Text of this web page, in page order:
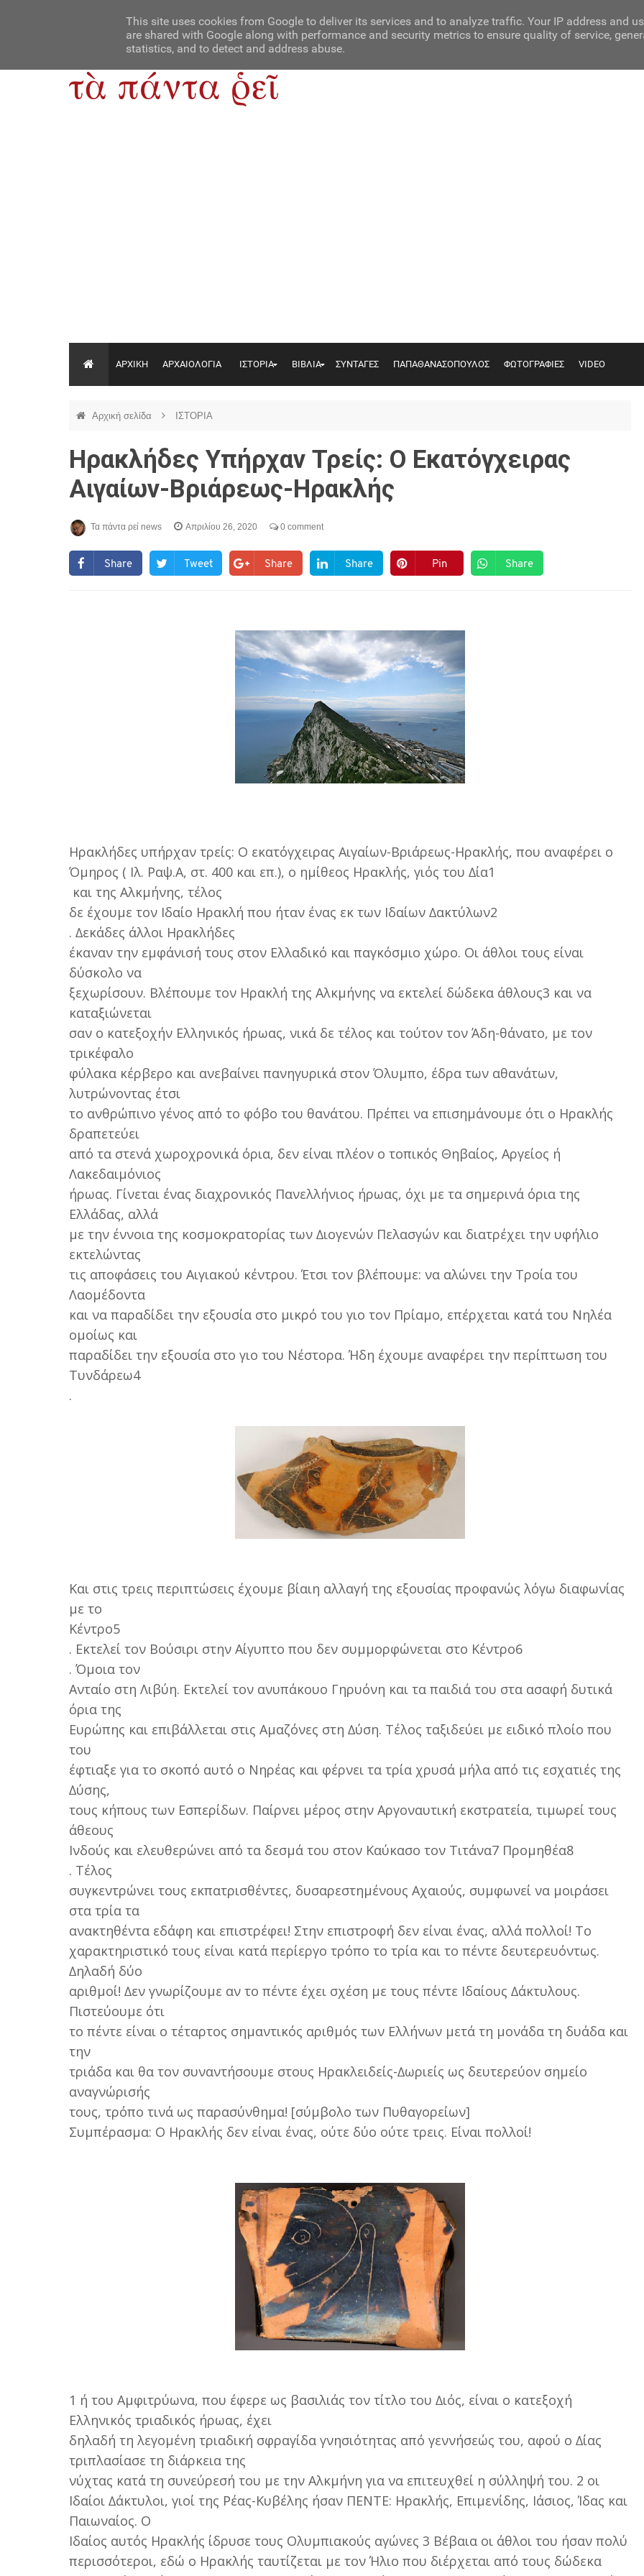
Contact Us About Us
ΑΡΧΙΚΗ ΑΡΧΑΙΟΛΟΓΙΑ ΙΣΤΟΡΙΑ ΒΙΒΛΙΑ ΣΥΝΤΑΓΕΣ ΠΑΠΑΘΑΝΑΣΟΠΟΥΛΟΣ ΦΩΤΟΓΡΑΦΙΕΣ VIDEO
Αρχική σελίδα ΙΣΤΟΡΙΑ
Ηρακλήδες Υπήρχαν Τρείς: Ο Εκατόγχειρας
Αιγαίων-Βριάρεως-Ηρακλής
Τα πάντα ρεί news Απριλίου 26, 2020 0 comment
Share Tweet Share Share Pin Share
Ηρακλήδες υπήρχαν τρείς: Ο εκατόγχειρας Αιγαίων-Βριάρεως-Ηρακλής, που αναφέρει ο
Όµηρος ( Ιλ. Ραψ.Α, στ. 400 και επ.), ο ηµίθεος Ηρακλής, γιός του ∆ία1
και της Αλκµήνης, τέλος
δε έχουµε τoν Ιδαίο Ηρακλή που ήταν ένας εκ των Ιδαίων ∆ακτύλων2
. ∆εκάδες άλλοι Ηρακλήδες
έκαναν την εµφάνισή τους στον Ελλαδικό και παγκόσµιο χώρο. Οι άθλοι τους είναι
δύσκολο να
ξεχωρίσουν. Βλέπουµε τον Ηρακλή της Αλκµήνης να εκτελεί δώδεκα άθλους3 και να
καταξιώνεται
σαν ο κατεξοχήν Ελληνικός ήρωας, νικά δε τέλος και τούτον τον Άδη-θάνατο, µε τον
τρικέφαλο
φύλακα κέρβερο και ανεβαίνει πανηγυρικά στον Όλυµπο, έδρα των αθανάτων,
λυτρώνοντας έτσι
το ανθρώπινο γένος από το φόβο του θανάτου. Πρέπει να επισηµάνουµε ότι ο Ηρακλής
δραπετεύει
από τα στενά χωροχρονικά όρια, δεν είναι πλέον ο τοπικός Θηβαίος, Αργείος ή
Λακεδαιµόνιος
ήρωας. Γίνεται ένας διαχρονικός Πανελλήνιος ήρωας, όχι µε τα σηµερινά όρια της
Ελλάδας, αλλά
µε την έννοια της κοσµοκρατορίας των ∆ιογενών Πελασγών και διατρέχει την υφήλιο
εκτελώντας
τις αποφάσεις του Αιγιακού κέντρου. Έτσι τον βλέπουµε: να αλώνει την Τροία του
Λαοµέδοντα
και να παραδίδει την εξουσία στο µικρό του γιο τον Πρίαµο, επέρχεται κατά του Νηλέα
οµοίως και
παραδίδει την εξουσία στο γιο του Νέστορα. Ήδη έχουµε αναφέρει την περίπτωση του
Τυνδάρεω4
.
Και στις τρεις περιπτώσεις έχουµε βίαιη αλλαγή της εξουσίας προφανώς λόγω διαφωνίας
µε το
Κέντρο5
. Εκτελεί τον Βούσιρι στην Αίγυπτο που δεν συµµορφώνεται στο Κέντρο6
. Όµοια τον
Ανταίο στη Λιβύη. Εκτελεί τον ανυπάκουο Γηρυόνη και τα παιδιά του στα ασαφή δυτικά
όρια της
Ευρώπης και επιβάλλεται στις Αµαζόνες στη ∆ύση. Τέλος ταξιδεύει µε ειδικό πλοίο που
του
έφτιαξε για το σκοπό αυτό ο Νηρέας και φέρνει τα τρία χρυσά µήλα από τις εσχατιές της
∆ύσης,
τους κήπους των Εσπερίδων. Παίρνει µέρος στην Αργοναυτική εκστρατεία, τιµωρεί τους
άθεους
Ινδούς και ελευθερώνει από τα δεσµά του στον Καύκασο τον Τιτάνα7 Προµηθέα8
. Τέλος
συγκεντρώνει τους εκπατρισθέντες, δυσαρεστηµένους Αχαιούς, συµφωνεί να µοιράσει
στα τρία τα
ανακτηθέντα εδάφη και επιστρέφει! Στην επιστροφή δεν είναι ένας, αλλά πολλοί! Το
χαρακτηριστικό τους είναι κατά περίεργο τρόπο το τρία και το πέντε δευτερευόντως.
∆ηλαδή δύο
αριθµοί! ∆εν γνωρίζουµε αν το πέντε έχει σχέση µε τους πέντε Ιδαίους ∆άκτυλους.
Πιστεύουµε ότι
το πέντε είναι ο τέταρτος σηµαντικός αριθµός των Ελλήνων µετά τη µονάδα τη δυάδα και
την
τριάδα και θα τον συναντήσουµε στους Ηρακλειδείς-∆ωριείς ως δευτερεύον σηµείο
αναγνώρισής
τους, τρόπο τινά ως παρασύνθηµα! [σύµβολο των Πυθαγορείων]
Συµπέρασµα: Ο Ηρακλής δεν είναι ένας, ούτε δύο ούτε τρεις. Είναι πολλοί!
1 ή του Αµφιτρύωνα, που έφερε ως βασιλιάς τον τίτλο του ∆ιός, είναι ο κατεξοχή
Ελληνικός τριαδικός ήρωας, έχει
δηλαδή τη λεγοµένη τριαδική σφραγίδα γνησιότητας από γεννήσεώς του, αφού ο ∆ίας
τριπλασίασε τη διάρκεια της
νύχτας κατά τη συνεύρεσή του µε την Αλκµήνη για να επιτευχθεί η σύλληψή του. 2 οι
Ιδαίοι ∆άκτυλοι, γιοί της Ρέας-Κυβέλης ήσαν ΠΕΝΤΕ: Ηρακλής, Επιµενίδης, Ιάσιος, Ίδας και
Παιωναίος. Ο
Ιδαίος αυτός Ηρακλής ίδρυσε τους Ολυµπιακούς αγώνες 3 Βέβαια οι άθλοι του ήσαν πολύ
περισσότεροι, εδώ ο Ηρακλής ταυτίζεται µε τον Ήλιο που διέρχεται από τους δώδεκα
This site uses cookies from Google to deliver its services and to analyze traffic. Your IP address and
are shared with Google along with performance and security metrics to ensure quality of service,
statistics, and to detect and address abuse.